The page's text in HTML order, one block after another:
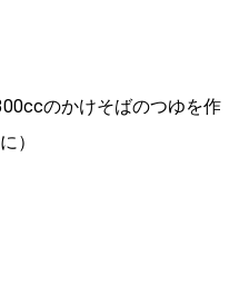
のかけそばのつゆを作
）